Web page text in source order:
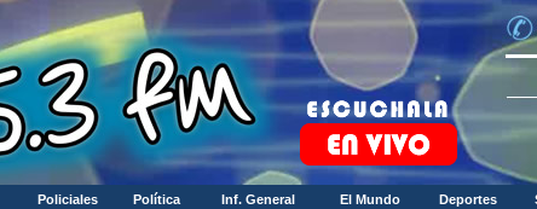
Policiales Política Inf. General El Mundo Deportes